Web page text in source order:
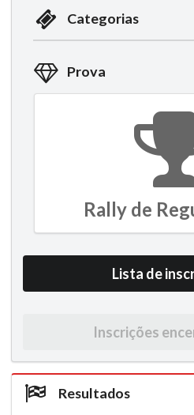
Categorias
Prova
Rally de
Lista de
Inscrições
Resultados